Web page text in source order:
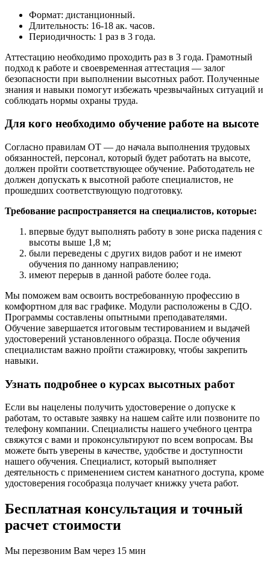
Формат: дистанционный.
Длительность: 16-18 ак. часов.
Периодичность: 1 раз в 3 года.
Аттестацию необходимо проходить раз в 3 года. Грамотный
подход к работе и своевременная аттестация — залог
безопасности при выполнении высотных работ. Полученные
знания и навыки помогут избежать чрезвычайных ситуаций и
соблюдать нормы охраны труда.
Для кого необходимо обучение работе на высоте
Согласно правилам ОТ — до начала выполнения трудовых
обязанностей, персонал, который будет работать на высоте,
должен пройти соответствующее обучение. Работодатель не
должен допускать к высотной работе специалистов, не
прошедших соответствующую подготовку.
Требование распространяется на специалистов, которые:
впервые будут выполнять работу в зоне риска падения с
высоты выше 1,8 м;
были переведены с других видов работ и не имеют
обучения по данному направлению;
имеют перерыв в данной работе более года.
Мы поможем вам освоить востребованную профессию в
комфортном для вас графике. Модули расположены в СДО.
Программы составлены опытными преподавателями.
Обучение завершается итоговым тестированием и выдачей
удостоверений установленного образца. После обучения
специалистам важно пройти стажировку, чтобы закрепить
навыки.
Узнать подробнее о курсах высотных работ
Если вы нацелены получить удостоверение о допуске к
работам, то оставьте заявку на нашем сайте или позвоните по
телефону компании. Специалисты нашего учебного центра
свяжутся с вами и проконсультируют по всем вопросам. Вы
можете быть уверены в качестве, удобстве и доступности
нашего обучения. Специалист, который выполняет
деятельность с применением систем канатного доступа, кроме
удостоверения гособразца получает книжку учета работ.
Бесплатная консультация и точный
расчет стоимости
Мы перезвоним Вам через 15 мин